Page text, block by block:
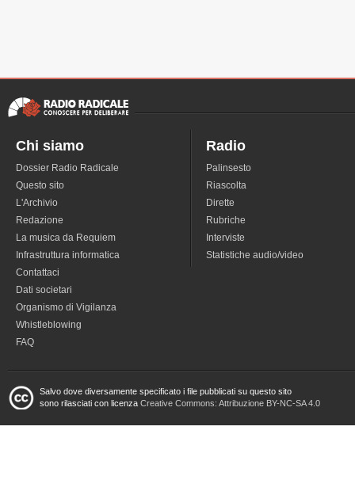
Chi siamo
Dossier Radio Radicale
Questo sito
L'Archivio
Redazione
La musica da Requiem
Infrastruttura informatica
Contattaci
Dati societari
Organismo di Vigilanza
Whistleblowing
FAQ
Radio
Palinsesto
Riascolta
Dirette
Rubriche
Interviste
Statistiche audio/video
Salvo dove diversamente specificato i file pubblicati su questo sito
sono rilasciati con licenza Creative Commons: Attribuzione BY-NC-SA 4.0